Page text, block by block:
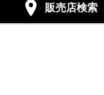
販売店検索